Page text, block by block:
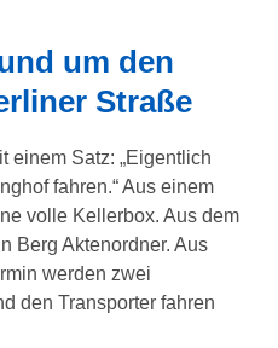
um den
Straße
einem Satz: „Eigentlich
fahren.“ Aus einem
volle Kellerbox. Aus dem
Berg Aktenordner. Aus
werden zwei
den Transporter fahren